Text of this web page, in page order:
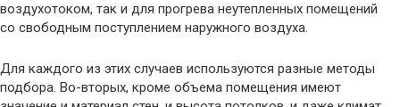
воздухотоком, так и для прогрева неутепленных помещений
со свободным поступлением наружного воздуха.
Для каждого из этих случаев используются разные методы
подбора. Во-вторых, кроме объема помещения имеют